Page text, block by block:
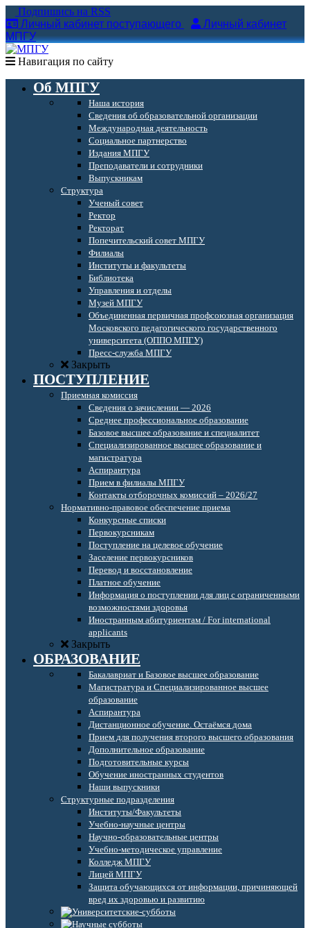
Подпишись на RSS
Личный кабинет поступающего
Личный кабинет
МПГУ
Навигация по сайту
Об МПГУ
Наша история
Сведения об образовательной организации
Международная деятельность
Социальное партнерство
Издания МПГУ
Преподаватели и сотрудники
Выпускникам
Структура
Ученый совет
Ректор
Ректорат
Попечительский совет МПГУ
Филиалы
Институты и факультеты
Библиотека
Управления и отделы
Музей МПГУ
Объединенная первичная профсоюзная организация
Московского педагогического государственного
университета (ОППО МПГУ)
Пресс-служба МПГУ
Закрыть
ПОСТУПЛЕНИЕ
Приемная комиссия
Сведения о зачислении — 2026
Среднее профессиональное образование
Базовое высшее образование и специалитет
Специализированное высшее образование и
магистратура
Аспирантура
Прием в филиалы МПГУ
Контакты отборочных комиссий – 2026/27
Нормативно-правовое обеспечение приема
Конкурсные списки
Первокурсникам
Поступление на целевое обучение
Заселение первокурсников
Перевод и восстановление
Платное обучение
Информация о поступлении для лиц с ограниченными
возможностями здоровья
Иностранным абитуриентам / For international
applicants
Закрыть
ОБРАЗОВАНИЕ
Бакалавриат и Базовое высшее образование
Магистратура и Специализированное высшее
образование
Аспирантура
Дистанционное обучение. Остаёмся дома
Прием для получения второго высшего образования
Дополнительное образование
Подготовительные курсы
Обучение иностранных студентов
Наши выпускники
Структурные подразделения
Институты/Факультеты
Учебно-научные центры
Научно-образовательные центры
Учебно-методическое управление
Колледж МПГУ
Лицей МПГУ
Защита обучающихся от информации, причиняющей
вред их здоровью и развитию